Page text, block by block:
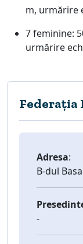
m, urmărire
7 feminine:
urmărire
Federația
Adresa:
B-dul
-